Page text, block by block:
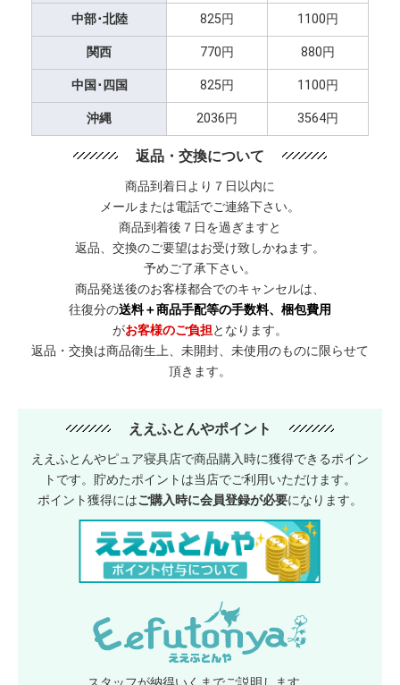
中部･北陸 825円 1100円
関西 770円 880円
中国･四国 825円 1100円
沖縄 2036円 3564円
返品・交換について
商品到着日より７日以内に
メールまたは電話でご連絡下さい。
商品到着後７日を過ぎますと
返品、交換のご要望はお受け致しかねます。
予めご了承下さい。
商品発送後のお客様都合でのキャンセルは、
往復分の送料＋商品手配等の手数料、梱包費用
がお客様のご負担となります。
返品・交換は商品衛生上、未開封、未使用のものに限らせて
頂きます。
ええふとんやポイント
ええふとんやピュア寝具店で商品購入時に獲得できるポイン
トです。貯めたポイントは当店でご利用いただけます。
ポイント獲得にはご購入時に会員登録が必要になります。